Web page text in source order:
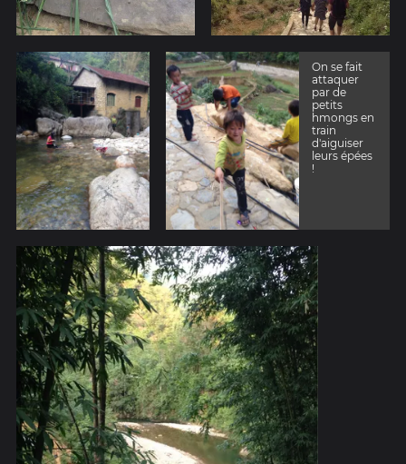
On se fait
attaquer
par de
petits
hmongs en
train
d'aiguiser
leurs épées
!